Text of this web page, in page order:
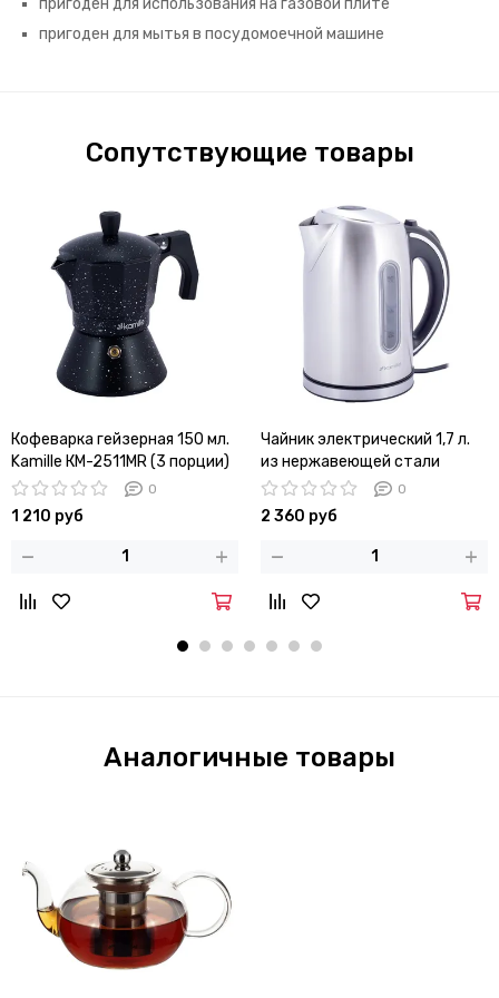
пригоден для использования на газовой плите
пригоден для мытья в посудомоечной машине
Сопутствующие товары
Кофеварка гейзерная 150 мл.
Kamille КМ-2511MR (3 порции)
из алюминия с индукционным
дном
0
1 210 руб
Чайник электрический 1,7 л.
из нержавеющей стали
Kamille KM-1721
0
2 360 руб
Аналогичные товары